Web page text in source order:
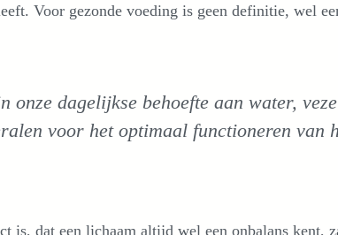
Voor gezonde voeding is geen definitie, wel
onze dagelijkse behoefte aan water,
voor het optimaal functioneren van
is, dat een lichaam altijd wel een onbalans kent,